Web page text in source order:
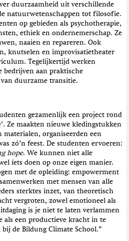
duurzaamheid uit verschillende
natuurwetenschappen tot filosofie.
op gebieden als psychotherapie,
ethiek en ondernemerschap. Ze
naaien en repareren. Ook
knutselen en improvisatietheater
Tegelijkertijd werken
bedrijven aan praktische
duurzame transitie.
gezamenlijk een project rond
Ze maakten nieuwe kledingstukken
materialen, organiseerden een
zó’n feest. De studenten ervoeren:
hope. We kunnen niet alle
íets doen op onze eigen manier.
met de opleiding: empowerment
met mensen van alle
sterktes inzet, van theoretisch
vergroten, zowel emotioneel als
is je niet te laten verlammen
als een productieve kracht in te
de Bildung Climate School.”